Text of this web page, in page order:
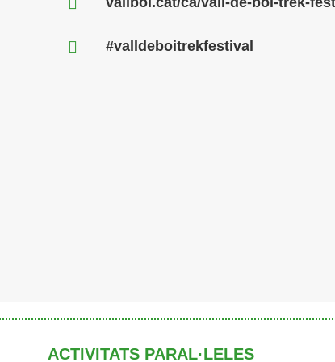
 #valldeboitrekfestival
ACTIVITATS PARAL·LELES